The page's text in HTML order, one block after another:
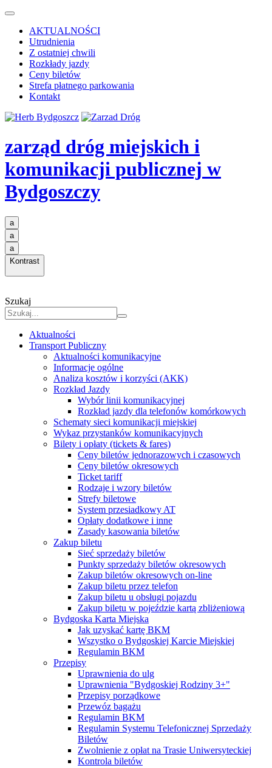
AKTUALNOŚCI
Utrudnienia
Z ostatniej chwili
Rozkłady jazdy
Ceny biletów
Strefa płatnego parkowania
Kontakt
zarząd dróg miejskich i
komunikacji publicznej w
Bydgoszczy
a
a
a
Kontrast
Szukaj
Aktualności
Transport Publiczny
Aktualności komunikacyjne
Informacje ogólne
Analiza kosztów i korzyści (AKK)
Rozkład Jazdy
Wybór linii komunikacyjnej
Rozkład jazdy dla telefonów komórkowych
Schematy sieci komunikacji miejskiej
Wykaz przystanków komunikacyjnych
Bilety i opłaty (tickets & fares)
Ceny biletów jednorazowych i czasowych
Ceny biletów okresowych
Ticket tariff
Rodzaje i wzory biletów
Strefy biletowe
System przesiadkowy AT
Opłaty dodatkowe i inne
Zasady kasowania biletów
Zakup biletu
Sieć sprzedaży biletów
Punkty sprzedaży biletów okresowych
Zakup biletów okresowych on-line
Zakup biletu przez telefon
Zakup biletu u obsługi pojazdu
Zakup biletu w pojeździe kartą zbliżeniową
Bydgoska Karta Miejska
Jak uzyskać kartę BKM
Wszystko o Bydgoskiej Karcie Miejskiej
Regulamin BKM
Przepisy
Uprawnienia do ulg
Uprawnienia "Bydgoskiej Rodziny 3+"
Przepisy porządkowe
Przewóz bagażu
Regulamin BKM
Regulamin Systemu Telefonicznej Sprzedaży
Biletów
Zwolnienie z opłat na Trasie Uniwersyteckiej
Kontrola biletów